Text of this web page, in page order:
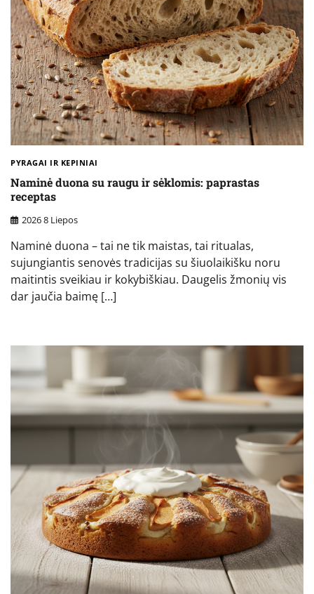
PYRAGAI IR KEPINIAI
Naminė duona su raugu ir sėklomis: paprastas
receptas
2026 8 Liepos
Naminė duona – tai ne tik maistas, tai ritualas,
sujungiantis senovės tradicijas su šiuolaikišku noru
maitintis sveikiau ir kokybiškiau. Daugelis žmonių vis
dar jaučia baimę […]